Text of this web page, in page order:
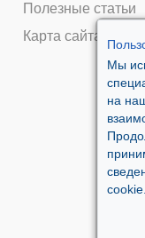
Мы
на
cookie.
Полезные статьи
Карта сайта